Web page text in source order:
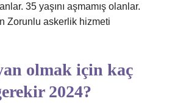
35 yaşını aşmamış olanlar.
Zorunlu askerlik hizmeti
olmak için kaç
2024?